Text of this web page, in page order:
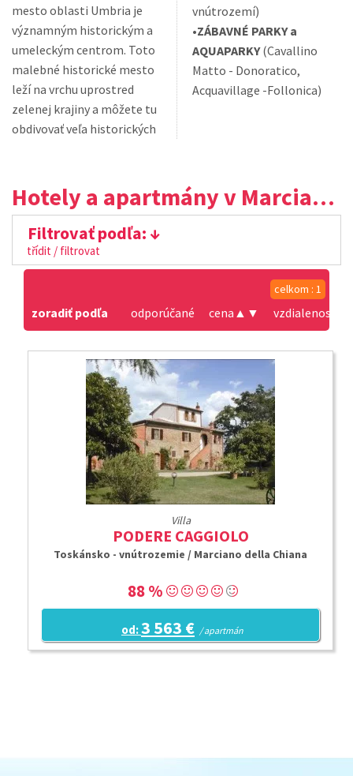
mesto oblasti Umbria je
významným historickým a
umeleckým centrom. Toto
malebné historické mesto
leží na vrchu uprostred
zelenej krajiny a môžete tu
obdivovať veľa historických
vnútrozemí)
•ZÁBAVNÉ PARKY a
AQUAPARKY(Cavallino
Matto - Donoratico,
Acquavillage -Follonica)
Hotely a apartmány v Marciano della Chiana
Filtrovať podľa:
třídit / filtrovat
celkom : 1
zoradiť podľa odporúčané cena ▲ ▼ vzdialenosť
Villa
PODERE CAGGIOLO
Toskánsko - vnútrozemie / Marciano della Chiana
88 %
od:3 563 € / apartmán